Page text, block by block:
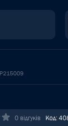
0 відгуків Код: